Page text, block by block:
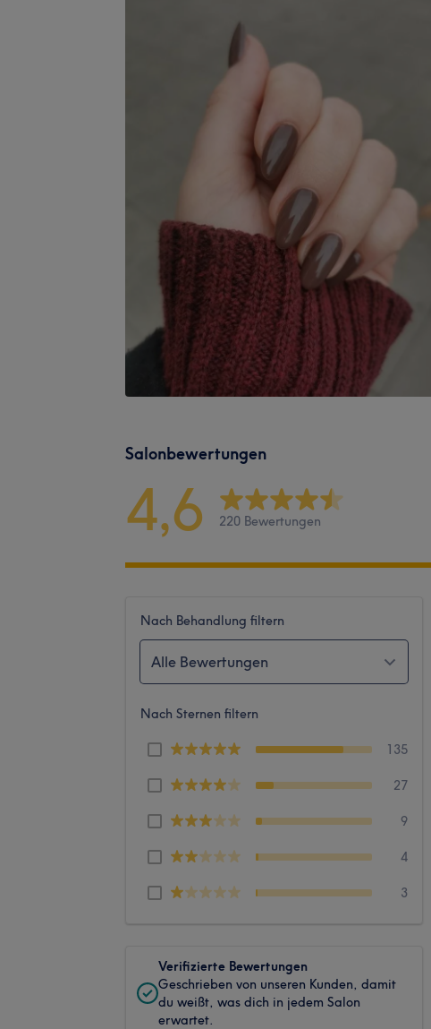
Salonbewertungen
4,6 220 Bewertungen
Nach Behandlung filtern
Alle Bewertungen
Nach Sternen filtern
135
27
9
4
3
Verifizierte Bewertungen
Geschrieben von unseren Kunden, damit
du weißt, was dich in jedem Salon
erwartet.